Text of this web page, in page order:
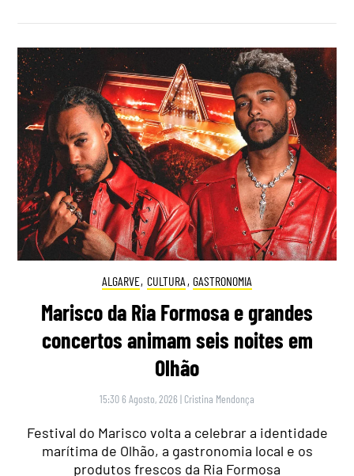
ALGARVE, CULTURA , GASTRONOMIA
Marisco da Ria Formosa e grandes
concertos animam seis noites em
Olhão
15:30 6 Agosto, 2026 | Cristina Mendonça
Festival do Marisco volta a celebrar a identidade
marítima de Olhão, a gastronomia local e os
produtos frescos da Ria Formosa